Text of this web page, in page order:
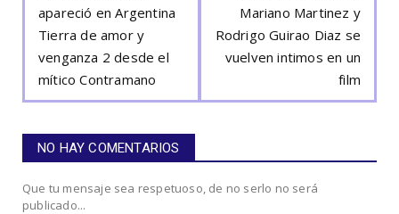
apareció en Argentina
Tierra de amor y
venganza 2 desde el
mítico Contramano
Mariano Martinez y
Rodrigo Guirao Diaz se
vuelven intimos en un
film
NO HAY COMENTARIOS
Que tu mensaje sea respetuoso, de no serlo no será
publicado...